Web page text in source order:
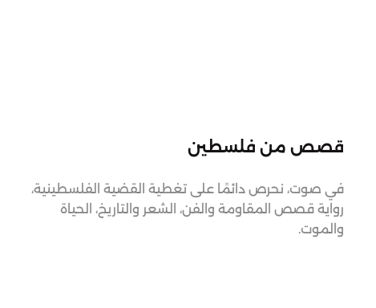
قصص من فلسطين
في صوت، نحرص دائمًا على تغطية القضية الفلسطينية،
رواية قصص المقاومة والفن، الشعر والتاريخ، الحياة
والموت.